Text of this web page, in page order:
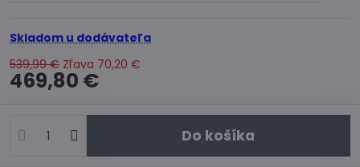
Skladom u dodávateľa
539,99 € Zľava 70,20 €
469,80 €
Do košíka